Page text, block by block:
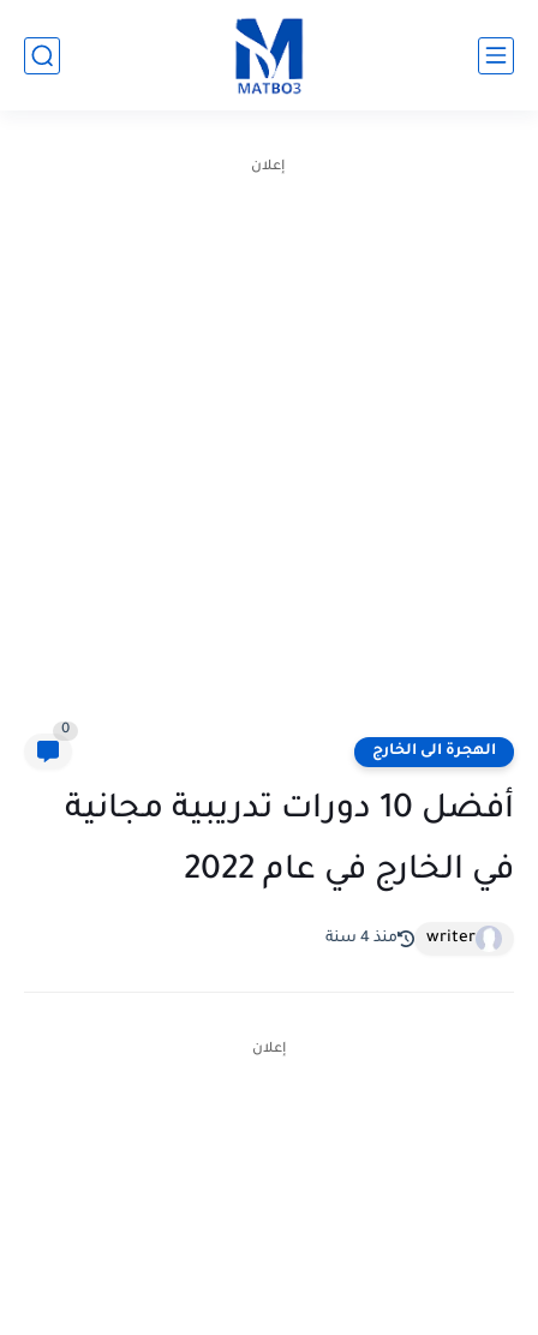
إعلان
الهجرة الى الخارج
0
أفضل 10 دورات تدريبية مجانية
في الخارج في عام 2022
writer منذ 4 سنة
إعلان